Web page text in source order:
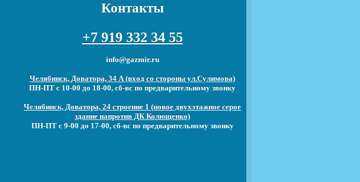
Контакты
+7 919 332 34 55
info@gazmir.ru
Челябинск, Доватора, 34 А (вход со стороны ул.Сулимова)
ПН-ПТ с 10-00 до 18-00, сб-вс по предварительному звонку
Челябинск, Доватора, 24 строение 1 (новое двухэтажное серое
здание напротив ДК Колющенко)
ПН-ПТ с 9-00 до 17-00, сб-вс по предварительному звонку